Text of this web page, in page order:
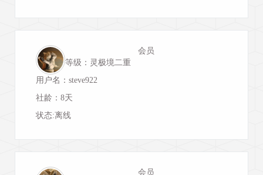
会员
等级：灵极境二重
用户名：steve922
社龄：8天
状态:离线
会员